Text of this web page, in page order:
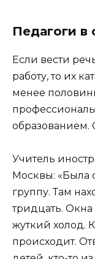
Педагоги в
Если вести
работу, то их
менее
образованием.
Учитель
Москвы: «Была
группу. Там
тридцать. Окна
жуткий холод.
происходит.